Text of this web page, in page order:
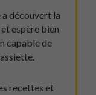
découvert la
espère bien
capable de
recettes et